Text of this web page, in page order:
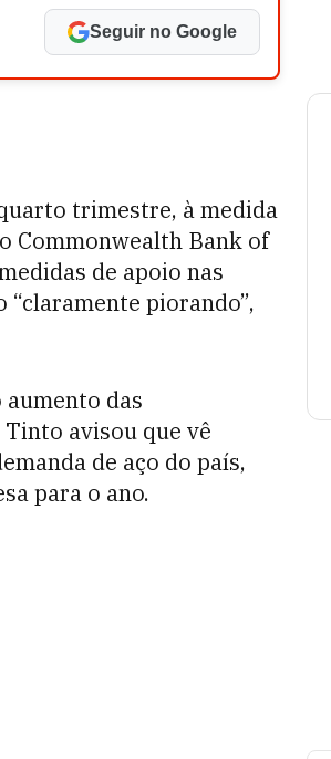
Seguir no Google
trimestre, à medida
Commonwealth Bank of
de apoio nas
piorando”,
das
Tinto avisou que vê
de aço do país,
para o ano.